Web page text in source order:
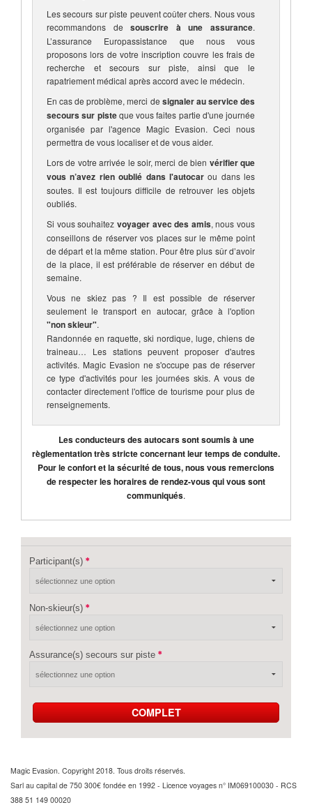
Les secours sur piste peuvent coûter chers. Nous vous
recommandons desouscrire à une assurance.
L’assurance Europassistance que nous vous
proposons lors de votre inscription couvre les frais de
recherche et secours sur piste, ainsi que le
rapatriement médical après accord avec le médecin.
En cas de problème, merci de signaler au service des
secours sur pisteque vous faites partie d'une journée
organisée par l'agence Magic Evasion. Ceci nous
permettra de vous localiser et de vous aider.
Lors de votre arrivée le soir, merci de bien vérifier que
vous n’avez rien oublié dans l'autocarou dans les
soutes. Il est toujours difficile de retrouver les objets
oubliés.
Si vous souhaitez voyager avec des amis, nous vous
conseillons de réserver vos places sur le même point
de départ et la même station. Pour être plus sûr d’avoir
de la place, il est préférable de réserver en début de
semaine.
Vous ne skiez pas ? Il est possible de réserver
seulement le transport en autocar, grâce à l'option
"non skieur".
Randonnée en raquette, ski nordique, luge, chiens de
traineau… Les stations peuvent proposer d'autres
activités. Magic Evasion ne s'occupe pas de réserver
ce type d'activités pour les journées skis. A vous de
contacter directement l'office de tourisme pour plus de
renseignements.
Les conducteurs des autocars sont soumis à une
règlementation très stricte concernant leur temps de conduite.
Pour le confort et la sécurité de tous, nous vous remercions
de respecter les horaires de rendez-vous qui vous sont
communiqués.
Participant(s)
Non-skieur(s)
Assurance(s) secours sur piste
COMPLET
Magic Evasion. Copyright 2018. Tous droits réservés.
Sarl au capital de 750 300€ fondée en 1992 - Licence voyages n° IM069100030 - RCS
388 51 149 00020